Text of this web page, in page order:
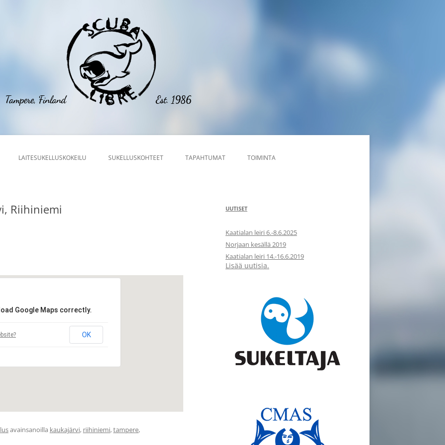
sisältöön
JATKOKURSSI
LAITESUKELLUSKOKEILU SUKELLUSKOHTEET TAPAHTUMAT TOIMINTA
Riihiniemi
Google Maps correctly.
OK
avainsanoilla kaukajärvi, riihiniemi,tampere,
UUTISET
Kaatialan leiri 6.-8.6.2025
Norjaan kesällä 2019
Kaatialan leiri 14.-16.6.2019
Lisää uutisia.